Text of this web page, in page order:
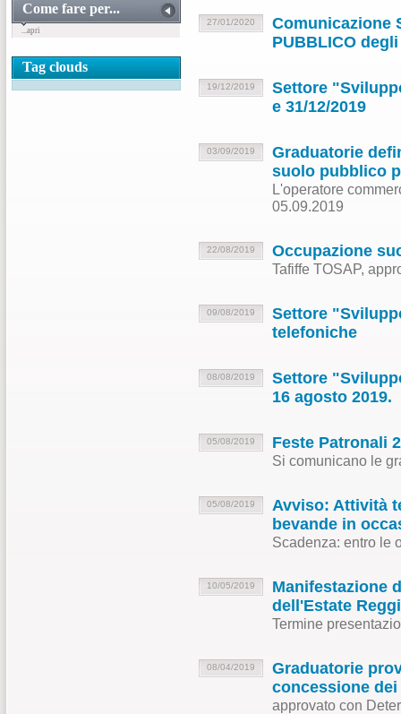
Come fare per...
...apri
Tag clouds
27/01/2020
Comunicazione
PUBBLICO
19/12/2019
Settore
e 31/12/2019
03/09/2019
Graduatorie
suolo pubblico
L'operatore
05.09.2019
22/08/2019 Occupazione
Tafiffe TOSAP,
09/08/2019
Settore
telefoniche
08/08/2019
Settore
16 agosto 2019.
05/08/2019 Feste Patronali
Si comunicano le
05/08/2019
Avviso: Attività
bevande in
Scadenza: entro le
10/05/2019
Manifestazione
dell'Estate
Termine
08/04/2019
Graduatorie
concessione
approvato con